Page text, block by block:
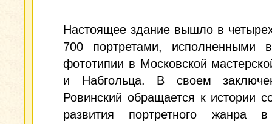
Настоящее здание вышло в
700 портретами, исполненными
фототипии в Московской
и Набгольца. В своем
Ровинский обращается к истории
развития портретного жанра